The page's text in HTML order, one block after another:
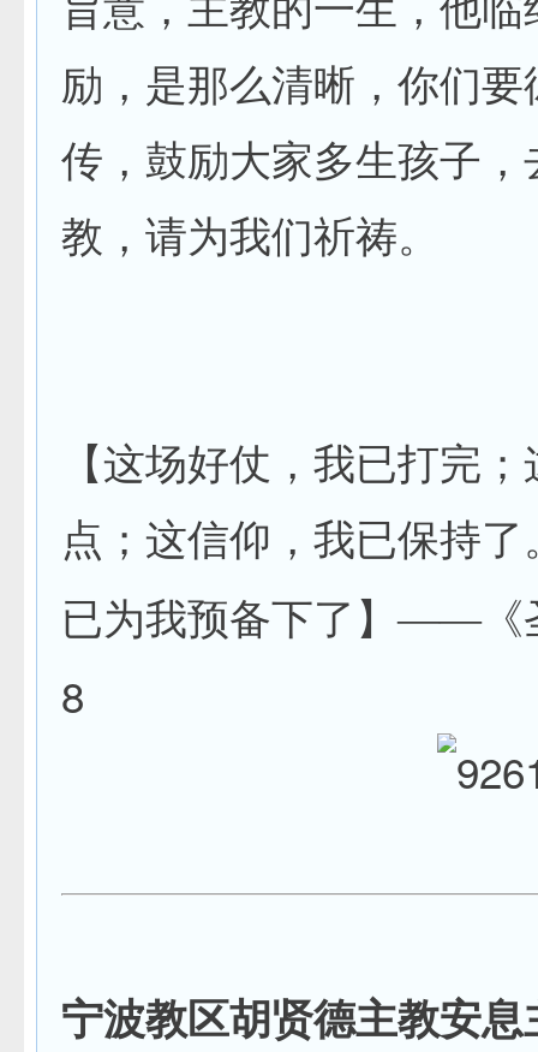
旨意，主教的一生，他
励，是那么清晰，你们
传，鼓励大家多生孩子
教，请为我们祈祷。
【这场好仗，我已打完
点；这信仰，我已保持
已为我预备下了】——《
8
宁波教区胡贤德主教安